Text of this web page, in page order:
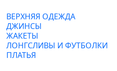
ВЕРХНЯЯ ОДЕЖДА
ДЖИНСЫ
ЖАКЕТЫ
ЛОНГСЛИВЫ И ФУТБОЛКИ
ПЛАТЬЯ